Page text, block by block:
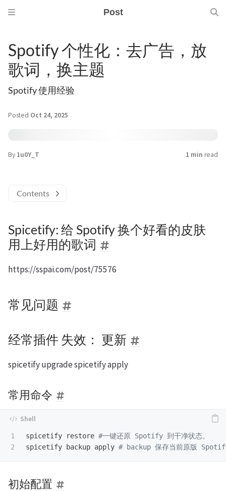
Post
Spotify 个性化：去广告，放
歌词，换主题
Spotify 使用经验
Posted Oct 24, 2025
By 1u0Y_T 1 min read
Contents
Spicetify: 给 Spotify 换个好看的皮肤
用上好用的歌词
https://sspai.com/post/75576
常见问题
经常插件 失效： 更新
spicetify upgrade spicetify apply
常用命令
1
spicetify restore #一键还原 Spotify 到干净状态。
spicetify backup apply # backup 保存当前原版
初始配置